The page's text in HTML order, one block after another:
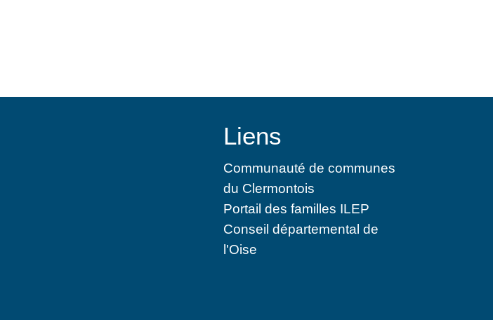
Liens
Communauté de communes
du Clermontois
Portail des familles ILEP
Conseil départemental de
l'Oise